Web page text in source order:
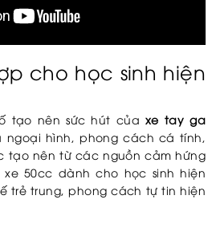
cho học sinh hiện
tạo nên sức hút củaxe tay ga
ngoại hình, phong cách cá tính,
tạo nên từ các nguồn cảm hứng
50cc dành cho học sinh hiện
trẻ trung, phong cách tự tin hiện